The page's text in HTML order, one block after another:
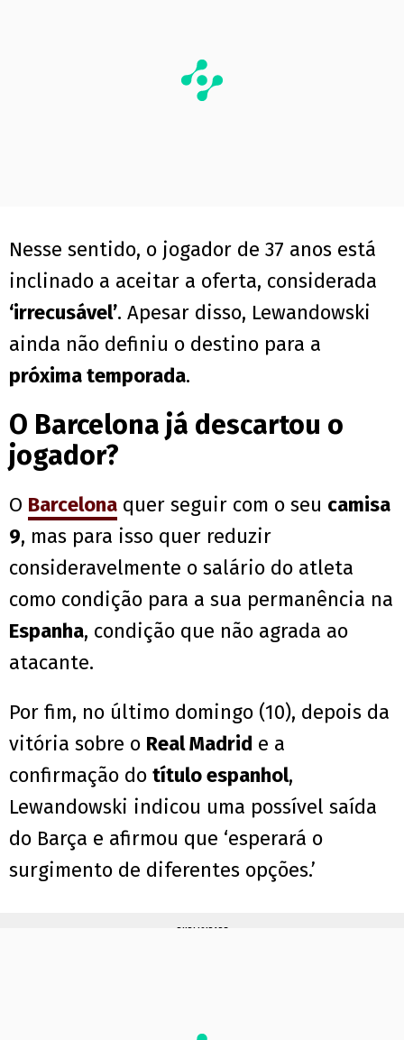
Nesse sentido, o jogador de 37 anos está
inclinado a aceitar a oferta, considerada
‘irrecusável’. Apesar disso, Lewandowski
ainda não definiu o destino para a
próxima temporada.
O Barcelona já descartou o
jogador?
O Barcelona quer seguir com o seu camisa
9, mas para isso quer reduzir
consideravelmente o salário do atleta
como condição para a sua permanência na
Espanha, condição que não agrada ao
atacante.
Por fim, no último domingo (10), depois da
vitória sobre o Real Madrid e a
confirmação do título espanhol,
Lewandowski indicou uma possível saída
do Barça e afirmou que ‘esperará o
surgimento de diferentes opções.’
PUBLICIDADE